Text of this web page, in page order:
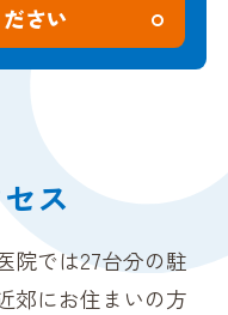
さい
ス
院では27台分の駐
郊にお住まいの方